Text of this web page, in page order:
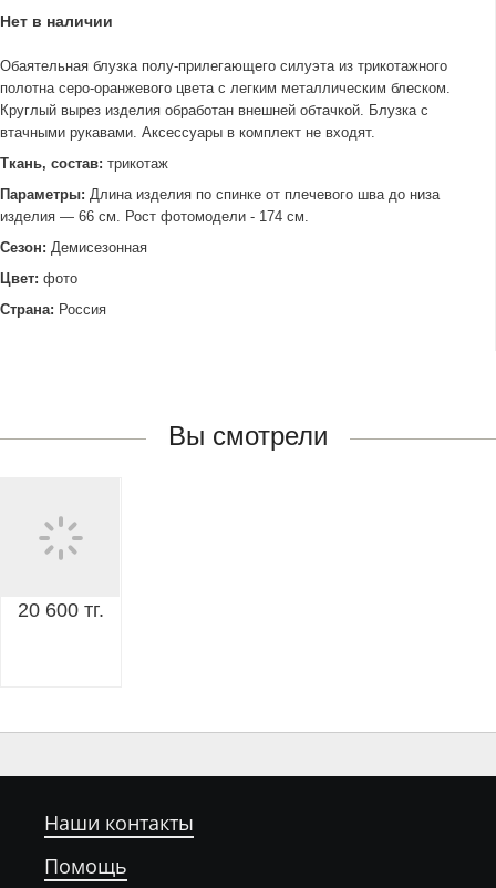
Нет в наличии
Обаятельная блузка полу-прилегающего силуэта из трикотажного
полотна серо-оранжевого цвета с легким металлическим блеском.
Круглый вырез изделия обработан внешней обтачкой. Блузка с
втачными рукавами. Аксессуары в комплект не входят.
Ткань, состав: трикотаж
Параметры: Длина изделия по спинке от плечевого шва до низа
изделия — 66 см. Рост фотомодели - 174 см.
Сезон: Демисезонная
Цвет: фото
Страна: Россия
Вы смотрели
20 600 тг.
Наши контакты
Помощь